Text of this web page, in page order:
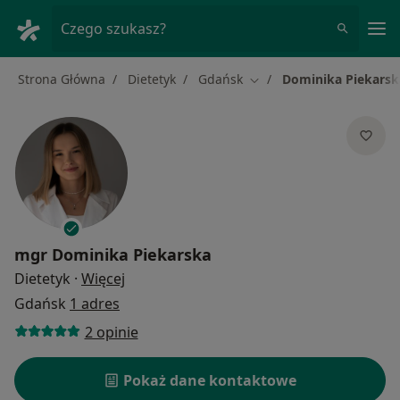
Czego szukasz?
Strona Główna Dietetyk Gdańsk Zmień miasto
Dominika
mgr Dominika Piekarska
Dietetyk · Więcej
Gdańsk 1 adres
2 opinie
Pokaż dane kontaktowe